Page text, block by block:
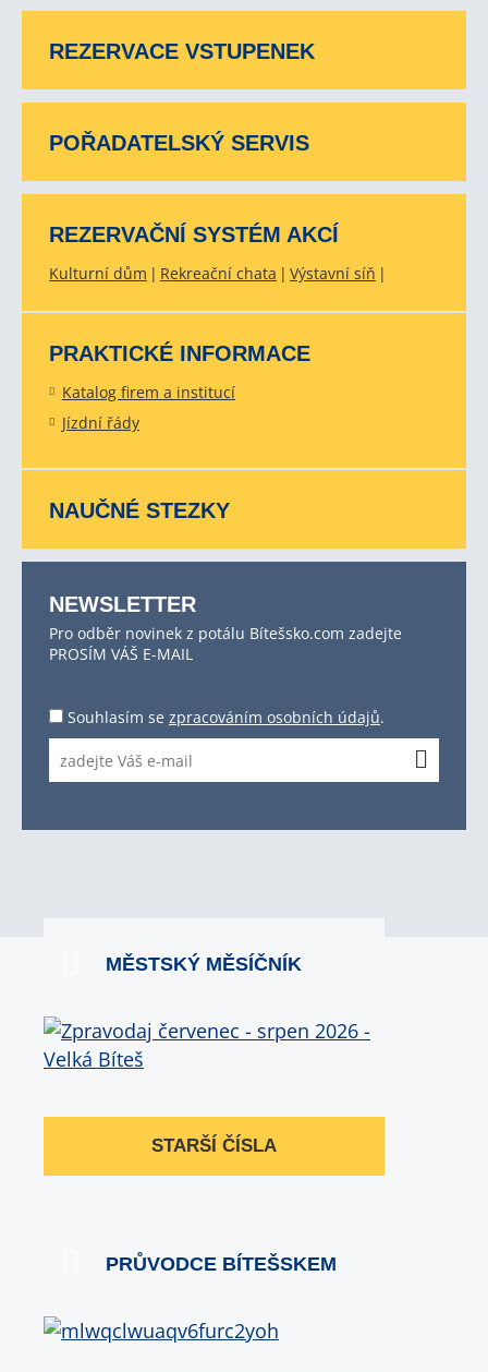
REZERVACE VSTUPENEK
POŘADATELSKÝ SERVIS
REZERVAČNÍ SYSTÉM AKCÍ
Kulturní dům Rekreační chata Výstavní síň
PRAKTICKÉ INFORMACE
Katalog firem a institucí
Jízdní řády
NAUČNÉ STEZKY
NEWSLETTER
Pro odběr novinek z potálu Bítešsko.com zadejte
PROSÍM VÁŠ E-MAIL
Souhlasím se zpracováním osobních údajů.
MĚSTSKÝ MĚSÍČNÍK
STARŠÍ ČÍSLA
PRŮVODCE BÍTEŠSKEM